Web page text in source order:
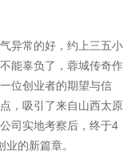
异常的好，约上三五小
能辜负了，蓉城传奇作
位创业者的期望与信
，吸引了来自山西太原
司实地考察后，终于4
业的新篇章。